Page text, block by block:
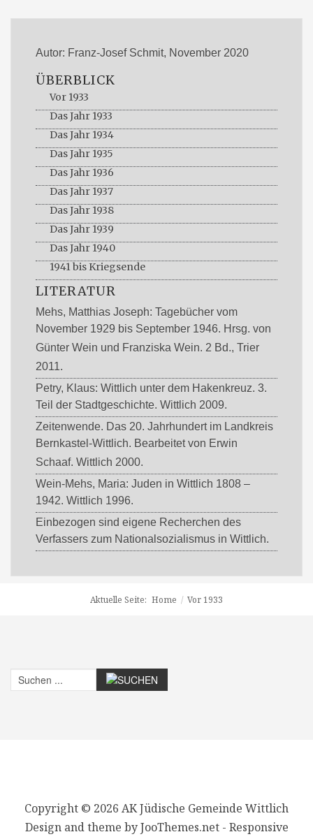
Autor: Franz-Josef Schmit, November 2020
ÜBERBLICK
Vor 1933
Das Jahr 1933
Das Jahr 1934
Das Jahr 1935
Das Jahr 1936
Das Jahr 1937
Das Jahr 1938
Das Jahr 1939
Das Jahr 1940
1941 bis Kriegsende
LITERATUR
Mehs, Matthias Joseph: Tagebücher vom
November 1929 bis September 1946. Hrsg. von
Günter Wein und Franziska Wein. 2 Bd., Trier
2011.
Petry, Klaus: Wittlich unter dem Hakenkreuz. 3.
Teil der Stadtgeschichte. Wittlich 2009.
Zeitenwende. Das 20. Jahrhundert im Landkreis
Bernkastel-Wittlich. Bearbeitet von Erwin
Schaaf. Wittlich 2000.
Wein-Mehs, Maria: Juden in Wittlich 1808 –
1942. Wittlich 1996.
Einbezogen sind eigene Recherchen des
Verfassers zum Nationalsozialismus in Wittlich.
Aktuelle Seite: Home / Vor 1933
Copyright © 2026 AK Jüdische Gemeinde Wittlich
Design and theme by JooThemes.net - Responsive